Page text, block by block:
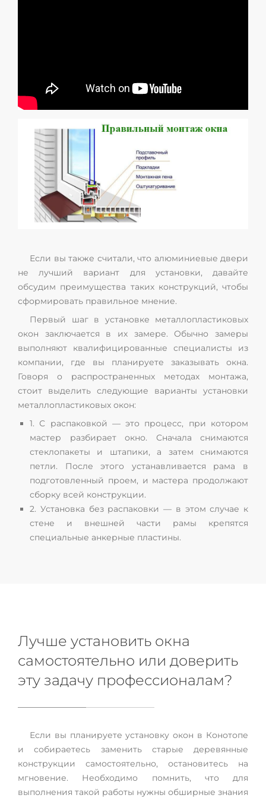
Если вы также считали, что алюминиевые двери
не лучший вариант для установки, давайте
обсудим преимущества таких конструкций, чтобы
сформировать правильное мнение.
Первый шаг в установке металлопластиковых
окон заключается в их замере. Обычно замеры
выполняют квалифицированные специалисты из
компании, где вы планируете заказывать окна.
Говоря о распространенных методах монтажа,
стоит выделить следующие варианты установки
металлопластиковых окон:
1. С распаковкой — это процесс, при котором
мастер разбирает окно. Сначала снимаются
стеклопакеты и штапики, а затем снимаются
петли. После этого устанавливается рама в
подготовленный проем, и мастера продолжают
сборку всей конструкции.
2. Установка без распаковки — в этом случае к
стене и внешней части рамы крепятся
специальные анкерные пластины.
Лучше установить окна
самостоятельно или доверить
эту задачу профессионалам?
Если вы планируете установку окон в Конотопе
и собираетесь заменить старые деревянные
конструкции самостоятельно, остановитесь на
мгновение. Необходимо помнить, что для
выполнения такой работы нужны обширные знания